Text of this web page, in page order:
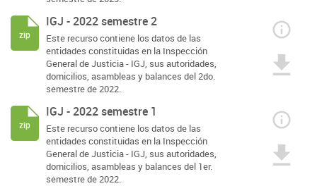
IGJ - 2022 semestre 2
Este recurso contiene los datos de las
entidades constituidas en la Inspección
General de Justicia - IGJ, sus autoridades,
domicilios, asambleas y balances del 2do.
semestre de 2022.
zip
IGJ - 2022 semestre 1
Este recurso contiene los datos de las
entidades constituidas en la Inspección
General de Justicia - IGJ, sus autoridades,
domicilios, asambleas y balances del 1er.
semestre de 2022.
zip